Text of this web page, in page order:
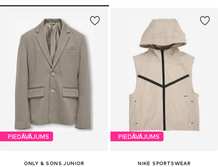
PIEDĀVĀJUMS
ONLY & SONS JUNIOR
PIEDĀVĀJUMS
NIKE SPORTSWEAR